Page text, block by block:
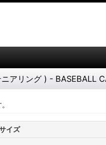
アリング ) - BASEBALL
イズ